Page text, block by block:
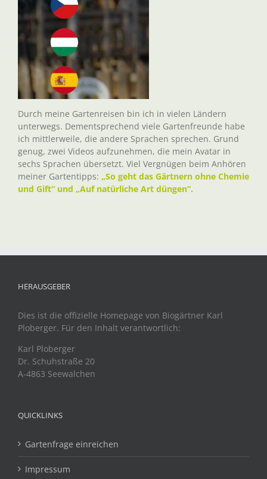
Durch meine Gartenreisen bin ich in vielen Ländern
unterwegs. Dementsprechend viele Gartenfreunde habe
ich mittlerweile, die andere Sprachen sprechen. Grund
genug, zwei Videos aufzunehmen, die mein Avatar in
sechs Sprachen übersetzt. Viel Vergnügen beim Anhören
meiner Gartentipps: „So geht das Gärtnern ohne Chemie
und Gift“ und „Auf natürliche Art düngen“.
HERAUSGEBER
Dies ist die offizielle Homepage von Biogärtner Karl
Ploberger. Für den Inhalt verantwortlich:
Karl Ploberger
Dr. Schuhstraße 20
A-4863 Seewalchen
QUICKLINKS
Gartenfrage einreichen
Impressum